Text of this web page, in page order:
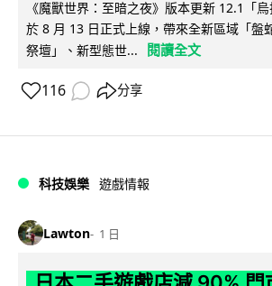
《魔獸世界：至暗之夜》版本更新 12.1「
於 8 月 13 日正式上線，帶來全新區域「盤
祭壇」、新型態世...
閱讀全文
116 分享
科技娛樂 遊戲情報
Lawton 1 日